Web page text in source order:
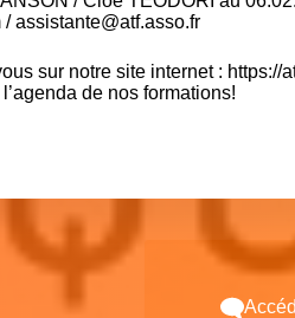
/assistante@atf.asso.fr
sur notre site internet : https://
de nos formations!